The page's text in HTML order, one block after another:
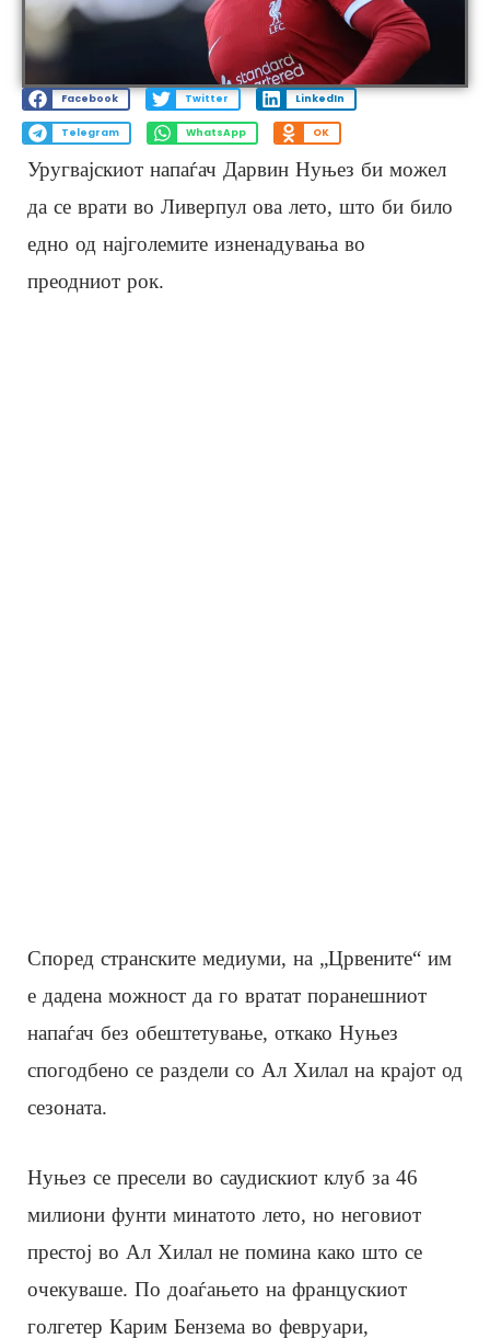
Facebook Twitter LinkedIn
Telegram WhatsApp OK
Уругвајскиот напаѓач Дарвин Нуњез би можел
да се врати во Ливерпул ова лето, што би било
едно од најголемите изненадувања во
преодниот рок.
Според странските медиуми, на „Црвените“ им
е дадена можност да го вратат поранешниот
напаѓач без обештетување, откако Нуњез
спогодбено се раздели со Ал Хилал на крајот од
сезоната.
Нуњез се пресели во саудискиот клуб за 46
милиони фунти минатото лето, но неговиот
престој во Ал Хилал не помина како што се
очекуваше. По доаѓањето на францускиот
голгетер Карим Бензема во февруари,